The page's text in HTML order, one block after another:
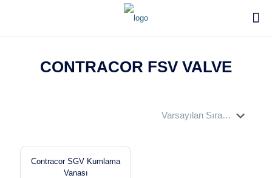
CONTRACOR FSV VALVE
Contracor SGV Kumlama
Vanası